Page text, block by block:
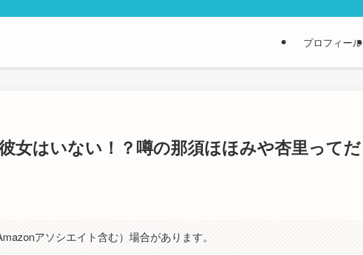
プロフィール
女はいない！？噂の那須ほほみや杏里ってだ
アソシエイト含む）場合があります。